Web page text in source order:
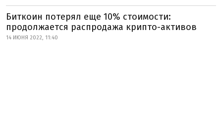
Биткоин потерял еще 10% стоимости:
продолжается распродажа крипто-активов
14 ИЮНЯ 2022, 11:40